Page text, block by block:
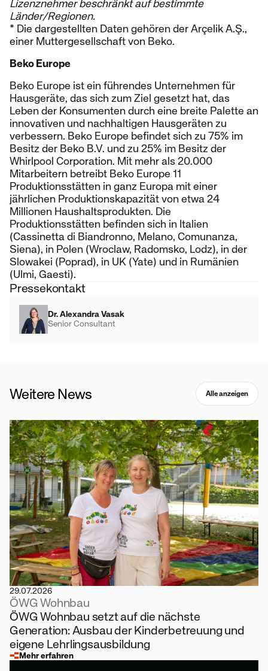
Lizenznehmer beschränkt auf bestimmte
Länder/Regionen.
* Die dargestellten Daten gehören der Arçelik A.Ş.,
einer Muttergesellschaft von Beko.
Beko Europe
Beko Europe ist ein führendes Unternehmen für
Hausgeräte, das sich zum Ziel gesetzt hat, das
Leben der Konsumenten durch eine breite Palette an
innovativen und nachhaltigen Hausgeräten zu
verbessern. Beko Europe befindet sich zu 75% im
Besitz der Beko B.V. und zu 25% im Besitz der
Whirlpool Corporation. Mit mehr als 20.000
Mitarbeitern betreibt Beko Europe 11
Produktionsstätten in ganz Europa mit einer
jährlichen Produktionskapazität von etwa 24
Millionen Haushaltsprodukten. Die
Produktionsstätten befinden sich in Italien
(Cassinetta di Biandronno, Melano, Comunanza,
Siena), in Polen (Wroclaw, Radomsko, Lodz), in der
Slowakei (Poprad), in UK (Yate) und in Rumänien
(Ulmi, Gaesti).
Pressekontakt
Dr. Alexandra Vasak
Senior Consultant
Weitere News Alle anzeigen
29.07.2026
ÖWG Wohnbau
ÖWG Wohnbau setzt auf die nächste
Generation: Ausbau der Kinderbetreuung und
eigene Lehrlingsausbildung
Mehr erfahren